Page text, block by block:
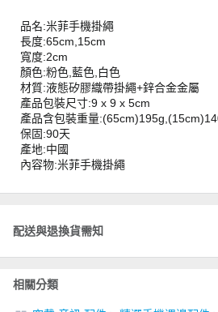
品名:米菲手機掛繩
長度:65cm,15cm
寬度:2cm
顏色:粉色,藍色,白色
材質:液態矽膠織帶掛繩+鋅合金金屬
產品包裝尺寸:9 x 9 x 5cm
產品含包裝重量
保固:90天
產地:中國
內容物:米菲手機掛繩
配送與退換貨需知
相關分類